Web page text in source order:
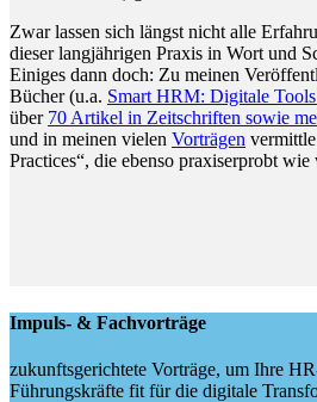
Zwar lassen sich längst nicht alle
dieser langjährigen Praxis in Wort und
Einiges dann doch: Zu meinen
Bücher (u.a. Smart HRM: Digitale
über 70 Artikel in Zeitschriften sowie
und in meinen vielen Vorträgen
Practices“, die ebenso praxiserprobt
Impuls- & Fachvorträge
zukunftsgerichtete Vorträge, um Ihre
Führungskräfte fit für die digitale